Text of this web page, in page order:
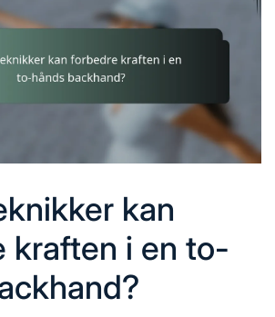
kan
kraften i en to-